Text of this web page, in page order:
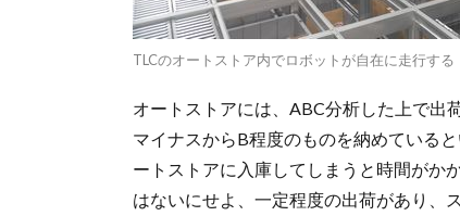
TLCのオートストア内でロボットが自在に走行する
オートストアには、ABC分析した上で出
マイナスからB程度のものを納めている
ートストアに入庫してしまうと時間がか
はないにせよ、一定程度の出荷があり、